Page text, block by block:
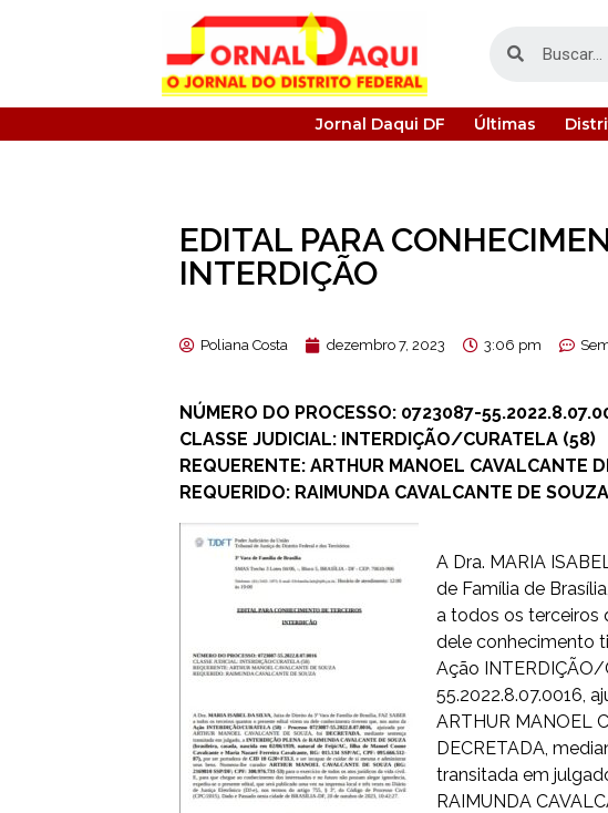
Jornal Daqui DF Últimas
EDITAL PARA
INTERDIÇÃO
Poliana Costa dezembro 7, 2023 3:06 pm
NÚMERO DO PROCESSO: 0723087-
CLASSE JUDICIAL: INTERDIÇÃO/CURATELA (58)
REQUERENTE: ARTHUR MANOEL CAVALCANTE
REQUERIDO: RAIMUNDA CAVALCANTE DE SOUZA
A Dra. MARIA
de Família de
a todos os terceiros
dele conhecimento
Ação
55.2022.8.07.0016,
ARTHUR MANOEL
DECRETADA,
transitada em
RAIMUNDA